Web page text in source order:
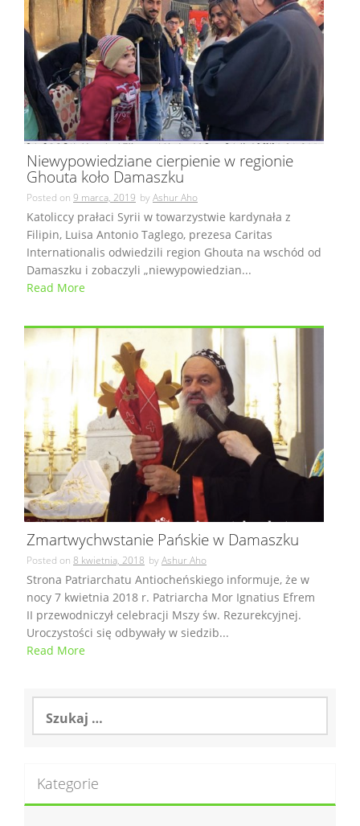
Niewypowiedziane cierpienie w regionie
Ghouta koło Damaszku
Posted on 9 marca, 2019 byAshur Aho
Katoliccy prałaci Syrii w towarzystwie kardynała z
Filipin, Luisa Antonio Taglego, prezesa Caritas
Internationalis odwiedzili region Ghouta na wschód od
Damaszku i zobaczyli „niewypowiedzian...
Read More
Zmartwychwstanie Pańskie w Damaszku
Posted on 8 kwietnia, 2018 byAshur Aho
Strona Patriarchatu Antiocheńskiego informuje, że w
nocy 7 kwietnia 2018 r. Patriarcha Mor Ignatius Efrem
II przewodniczył celebracji Mszy św. Rezurekcyjnej.
Uroczystości się odbywały w siedzib...
Read More
Kategorie